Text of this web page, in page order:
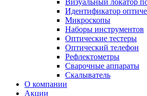
Визуальный локатор
Идентификатор
Микроскопы
Наборы инструментов
Оптические тестеры
Оптический телефон
Рефлектометры
Сварочные аппараты
Скалыватель
О компании
Акции